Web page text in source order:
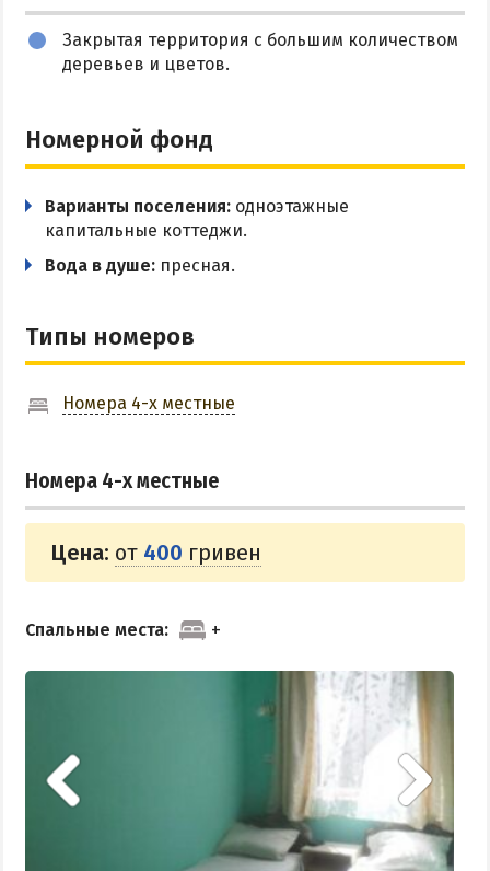
БЕРДЯНСК
Веб-камеры Бердянска
Питание в Бердянске
Развлечения в Бердянске
Проезд в Бердянск
ОТЕЛИ И БАЗЫ ОТДЫХА БЕРДЯНСКА
Слободка
Цены в Приморске 2026
Все веб-камеры Приморска
Развлечения в Приморске
Борисовский спуск
Закрытая территория с большим количеством
деревьев и цветов.
Номерной фонд
Варианты поселения: одноэтажные
капитальные коттеджи.
Вода в душе: пресная.
Типы номеров
Номера 4-х местные
Номера 4-х местные
Цена: от 400 гривен
Спальные места: